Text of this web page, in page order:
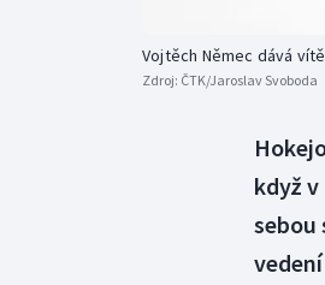
Vojtěch Němec dává
Zdroj: ČTK/Jaroslav Svoboda
když
sebou